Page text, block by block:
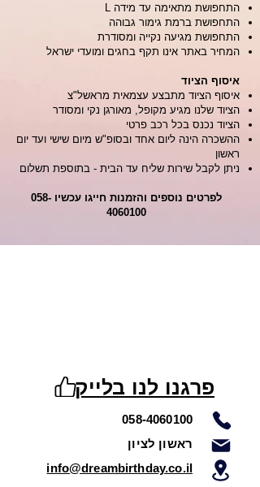
התחפושת מתאימה עד מידה L
התחפושת ברמת גימור גבוהה
התחפושת מגיעה נקייה ומסודרת
המחיר באתר אינו תקף בחגים ומועדי ישראל
איסוף הציוד
איסוף הציוד מתבצע עצמאית מראשל"צ
הציוד שלנו מגיע מקופל, מאורגן נקי ומסודר
הציוד נכנס בכל רכב פרטי
ההשכרה הינה ליום אחד ובסופ"ש מיום שישי ועד יום
ראשון
ניתן לקבל שירות שליח עד הבית - בתוספת תשלום
לפרטים נוספים והזמנות חייגו עכשיו058-
4060100
פרגנו לנו בלייק
058-4060100
ראשון לציון
info@dreambirthday.co.il